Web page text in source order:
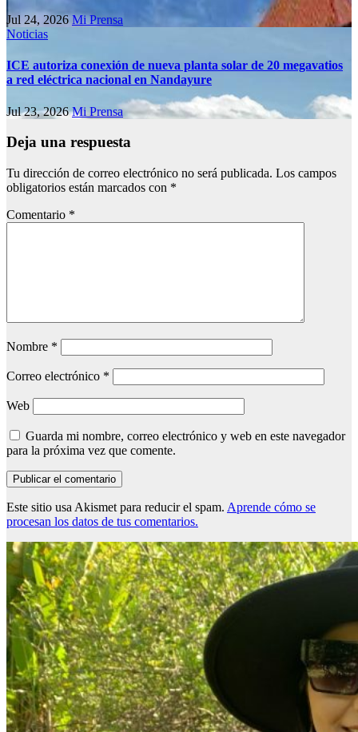
Jul 24, 2026Mi Prensa
Noticias
ICE autoriza conexión de nueva planta solar de 20 megavatios
a red eléctrica nacional en Nandayure
Jul 23, 2026Mi Prensa
Deja una respuesta
Tu dirección de correo electrónico no será publicada. Los campos
obligatorios están marcados con *
Comentario *
Nombre *
Correo electrónico *
Web
Guarda mi nombre, correo electrónico y web en este navegador
para la próxima vez que comente.
Este sitio usa Akismet para reducir el spam. Aprende cómo se
procesan los datos de tus comentarios.